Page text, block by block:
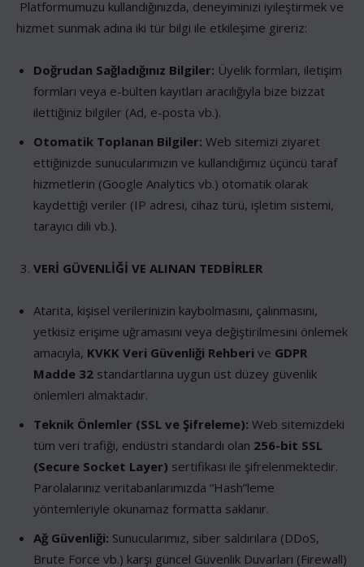
Platformumuzu kullandığınızda, deneyiminizi iyileştirmek ve
hizmet sunmak adına iki tür bilgi ile etkileşime gireriz:
Doğrudan Sağladığınız Bilgiler: Üyelik formları, iletişim
formları veya e-bülten kayıtları aracılığıyla bize bizzat
ilettiğiniz bilgiler (Ad, e-posta vb.).
Otomatik Toplanan Bilgiler: Web sitemizi ziyaret
ettiğinizde sunucularımızın ve kullandığımız üçüncü taraf
hizmetlerin (Google Analytics vb.) otomatik olarak
kaydettiği veriler (IP adresi, cihaz türü, işletim sistemi,
tarayıcı dili vb.).
VERİ GÜVENLİĞİ VE ALINAN TEDBİRLER
Atarita, kişisel verilerinizin kaybolmasını, çalınmasını,
yetkisiz erişime uğramasını veya değiştirilmesini önlemek
amacıyla, KVKK Veri Güvenliği Rehberi ve GDPR
Madde 32 standartlarına uygun üst düzey güvenlik
önlemleri almaktadır.
Teknik Önlemler (SSL ve Şifreleme): Web sitemizdeki
tüm veri trafiği, endüstri standardı olan 256-bit SSL
(Secure Socket Layer) sertifikası ile şifrelenmektedir.
Parolalarınız veritabanlarımızda “Hash”leme
yöntemleriyle okunamaz formatta saklanır.
Ağ Güvenliği: Sunucularımız, siber saldırılara (DDoS,
Brute Force vb.) karşı güncel Güvenlik Duvarları (Firewall)